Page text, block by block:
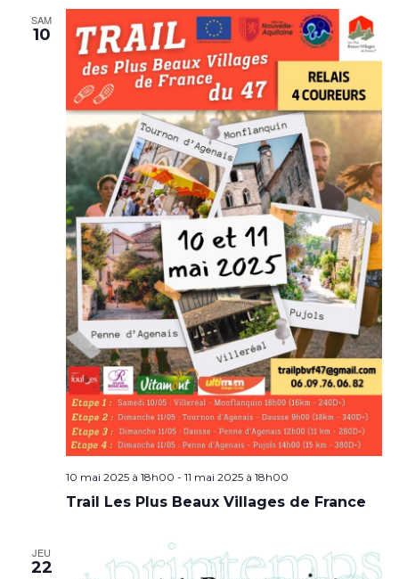
SAM
10
10 mai 2025 à 18h00 - 11 mai 2025 à 18h00
Trail Les Plus Beaux Villages de France
JEU
22